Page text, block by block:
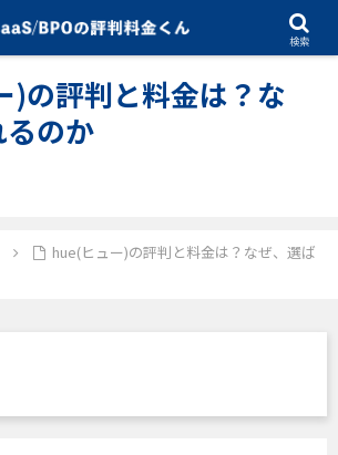
10.28.2025
)の評判と料金は？な
のか
hue(ヒュー)の評判と料金は？なぜ、選ば
検索